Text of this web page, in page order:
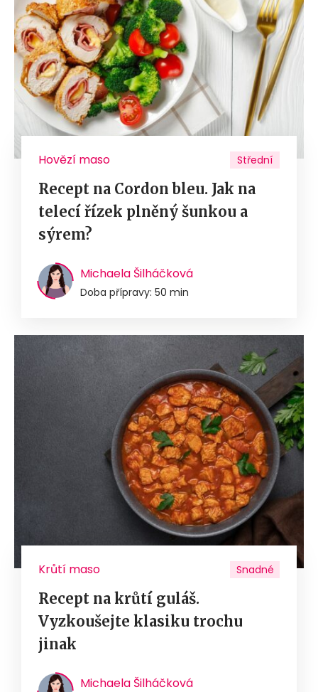
Hovězí maso Střední
Recept na Cordon bleu. Jak na
telecí řízek plněný šunkou a
sýrem?
Michaela Šilháčková
Doba přípravy: 50 min
Krůtí maso Snadné
Recept na krůtí guláš.
Vyzkoušejte klasiku trochu
jinak
Michaela Šilháčková